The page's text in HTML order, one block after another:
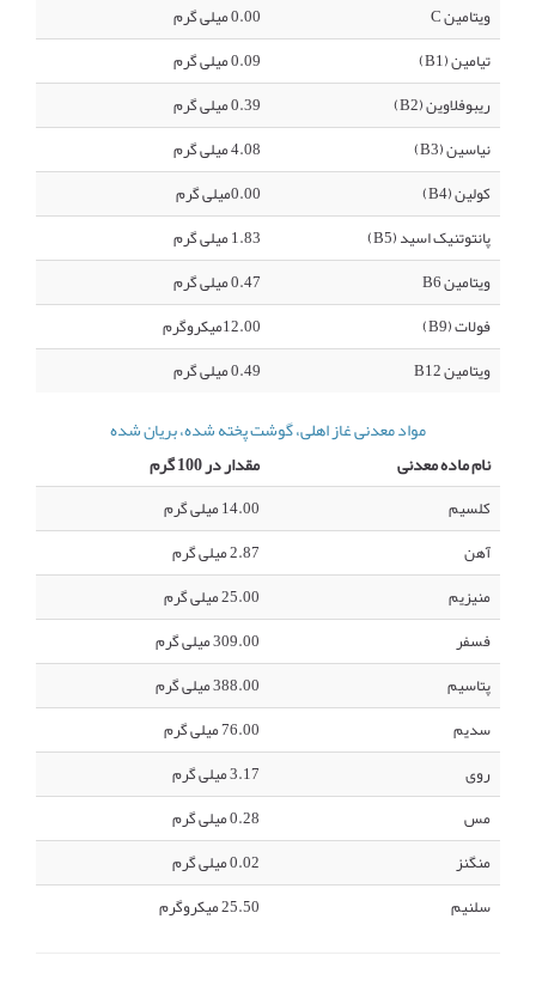
ویتامین C
0.00 میلی گرم
تیامین (B1)
0.09 میلی گرم
ریبوفلاوین (B2)
0.39 میلی گرم
نیاسین (B3)
4.08 میلی گرم
کولین (B4)
0.00میلی گرم
پانتوتنیک اسید (B5)
1.83 میلی گرم
ویتامین B6
0.47 میلی گرم
فولات (B9)
12.00میکروگرم
ویتامین B12
0.49 میلی گرم
مواد معدنی غاز اهلی، گوشت پخته شده، بریان شده
نام ماده معدنی
مقدار در 100 گرم
کلسیم
14.00 میلی گرم
آهن
2.87 میلی گرم
منیزیم
25.00 میلی گرم
فسفر
309.00 میلی گرم
پتاسیم
388.00 میلی گرم
سدیم
76.00 میلی گرم
روی
3.17 میلی گرم
مس
0.28 میلی گرم
منگنز
0.02 میلی گرم
سلنیم
25.50 میکروگرم